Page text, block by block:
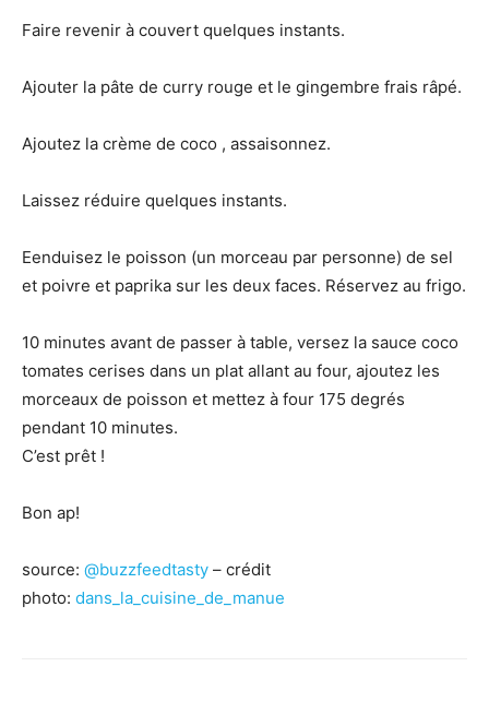
Faire revenir à couvert quelques instants.
Ajouter la pâte de curry rouge et le gingembre frais râpé.
Ajoutez la crème de coco , assaisonnez.
Laissez réduire quelques instants.
Eenduisez le poisson (un morceau par personne) de sel
et poivre et paprika sur les deux faces. Réservez au frigo.
10 minutes avant de passer à table, versez la sauce coco
tomates cerises dans un plat allant au four, ajoutez les
morceaux de poisson et mettez à four 175 degrés
pendant 10 minutes.
C’est prêt !
Bon ap!
source: @buzzfeedtasty – crédit
photo: dans_la_cuisine_de_manue